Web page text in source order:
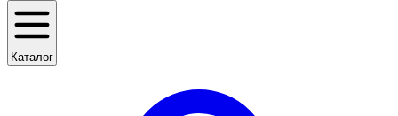
Каталог